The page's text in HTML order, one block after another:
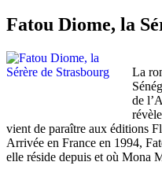
Fatou Diome, la
La
de
vient de paraître aux éditions
Arrivée en France en 1994,
elle réside depuis et où Mona